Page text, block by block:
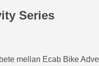
Series
mellan Ecab Bike